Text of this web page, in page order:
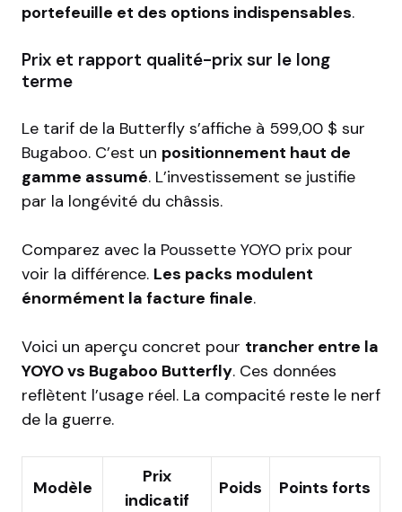
portefeuille et des options indispensables.
Prix et rapport qualité-prix sur le long
terme
Le tarif de la Butterfly s’affiche à 599,00 $ sur
Bugaboo. C’est un positionnement haut de
gamme assumé. L’investissement se justifie
par la longévité du châssis.
Comparez avec la Poussette YOYO prix pour
voir la différence. Les packs modulent
énormément la facture finale.
Voici un aperçu concret pour trancher entre la
YOYO vs Bugaboo Butterfly. Ces données
reflètent l’usage réel. La compacité reste le nerf
de la guerre.
Modèle
Prix
indicatif
Poids Points forts